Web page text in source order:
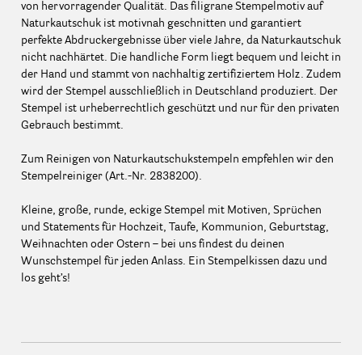
von hervorragender Qualität. Das filigrane Stempelmotiv auf
Naturkautschuk ist motivnah geschnitten und garantiert
perfekte Abdruckergebnisse über viele Jahre, da Naturkautschuk
nicht nachhärtet. Die handliche Form liegt bequem und leicht in
der Hand und stammt von nachhaltig zertifiziertem Holz. Zudem
wird der Stempel ausschließlich in Deutschland produziert. Der
Stempel ist urheberrechtlich geschützt und nur für den privaten
Gebrauch bestimmt.
Zum Reinigen von Naturkautschukstempeln empfehlen wir den
Stempelreiniger (Art.-Nr. 2838200).
Kleine, große, runde, eckige Stempel mit Motiven, Sprüchen
und Statements für Hochzeit, Taufe, Kommunion, Geburtstag,
Weihnachten oder Ostern – bei uns findest du deinen
Wunschstempel für jeden Anlass. Ein Stempelkissen dazu und
los geht’s!